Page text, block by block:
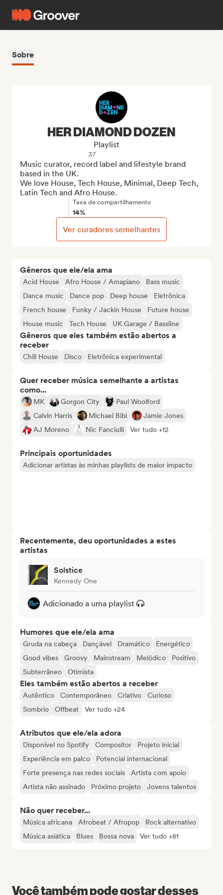
Sobre
Gêneros que ele/ela ama
Acid House Afro House / Amapiano
Bass music
Dance music
Dance pop Deep house
Eletrônica
French house
Funky / Jackin House
Future house
House music
Tech House UK Garage / Bassline
Gêneros que eles também estão abertos a
receber
Chill House Disco Eletrônica experimental
Quer receber música semelhante a artistas
como...
MK Gorgon City
Paul Woolford
Calvin Harris
Michael Bibi
Jamie Jones
AJ Moreno
Nic Fanciulli Ver tudo +12
Principais oportunidades
Adicionar artistas às minhas playlists de maior impacto
Recentemente, deu oportunidades a estes
artistas
Solstice
Kennedy One
Adicionado a uma playlist
Humores que ele/ela ama
Gruda na cabeça Dançável Dramático
Energético
Good vibes
Groovy Mainstream Melódico
Positivo
Subterrâneo
Otimista
Eles também estão abertos a receber
Autêntico Contemporâneo Criativo
Curioso
Sombrio
Offbeat Ver tudo +24
Atributos que ele/ela adora
Disponível no Spotify Compositor
Projeto inicial
Experiência em palco
Potencial internacional
Forte presença nas redes sociais
Artista com apoio
Artista não assinado
Próximo projeto Jovens talentos
Não quer receber...
Música africana Afrobeat / Afropop
Rock alternativo
Música asiática
Blues Bossa nova Ver tudo +81
HER DIAMOND DOZEN
Playlist
37
Music curator, record label and lifestyle brand
based in the UK.
We love House, Tech House, Minimal, Deep Tech,
Latin Tech and Afro House.
Taxa de compartilhamento
14%
Ver curadores semelhantes
Você também pode gostar desses